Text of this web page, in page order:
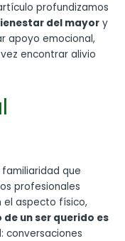
profundizamos
del mayor y
apoyo emocional,
encontrar alivio
que
profesionales
el aspecto físico,
un ser querido es
conversaciones